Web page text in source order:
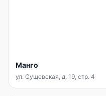
Манго
ул. Сущевская, д. 19, стр. 4